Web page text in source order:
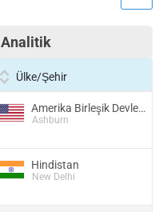
Analitik
Ülke/Şehir
Amerika Birleşik Devletleri
Ashburn
Hindistan
New Delhi